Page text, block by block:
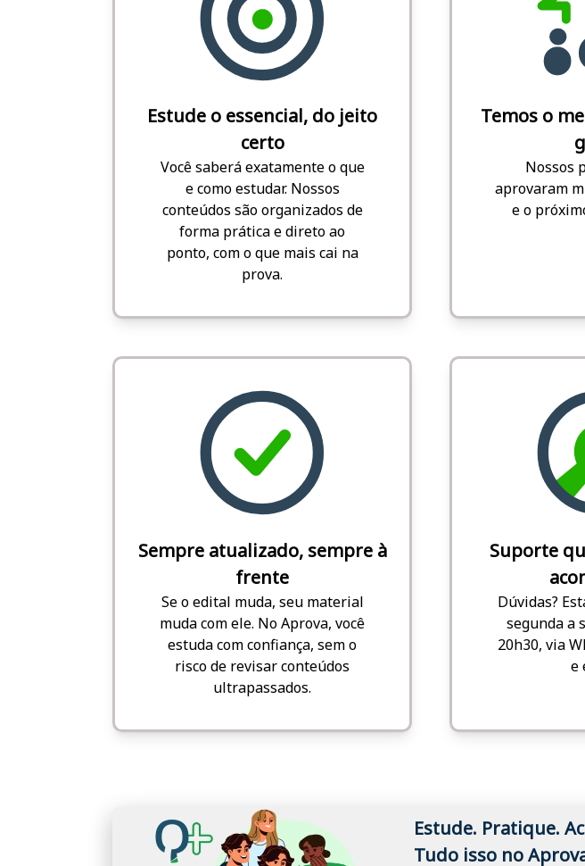
Estude o essencial, do jeito
certo
Você saberá exatamente o que
e como estudar. Nossos
conteúdos são organizados de
forma prática e direto ao
ponto, com o que mais cai na
prova.
Temos o
Nossos
aprovaram
e o
Sempre atualizado, sempre à
frente
Se o edital muda, seu material
muda com ele. No Aprova, você
estuda com confiança, sem o
risco de revisar conteúdos
ultrapassados.
Suporte
Dúvidas?
segunda a
20h30, via
e
Estude. Pratique.
Tudo isso no